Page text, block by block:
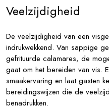
Veelzijdigheid
De veelzijdigheid van een
indrukwekkend. Van sappige
gefrituurde calamares, de
gaat om het bereiden van vis.
smaakervaring en laat gasten
bereidingswijzen die de
benadrukken.